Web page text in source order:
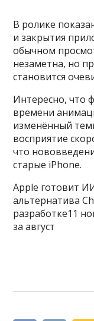
В ролике
и закрытия
обычном
незаметна, но
становится
Интересно, что
времени
изменённый
восприятие
что
старые iPhone.
Apple готовит
альтернатива
разработке11
за август